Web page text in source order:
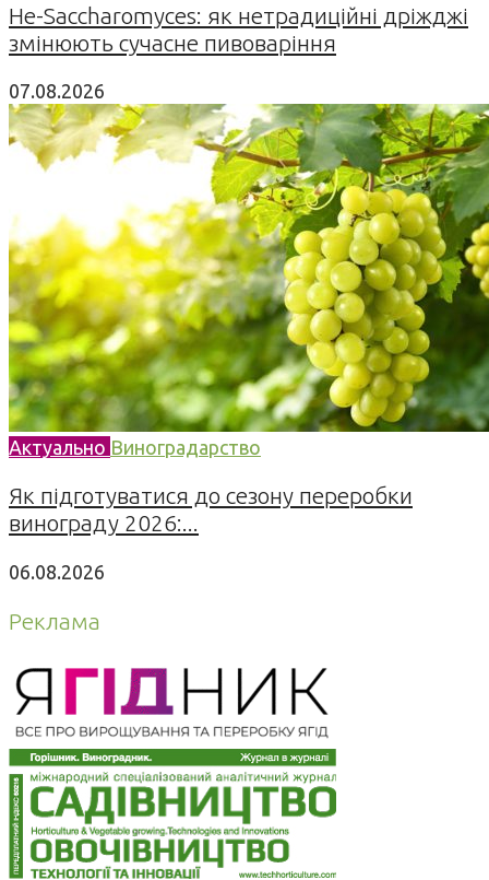
Не-Saccharomyces: як нетрадиційні дріжджі
змінюють сучасне пивоваріння
07.08.2026
Актуально Виноградарство
Як підготуватися до сезону переробки
винограду 2026:...
06.08.2026
Реклама